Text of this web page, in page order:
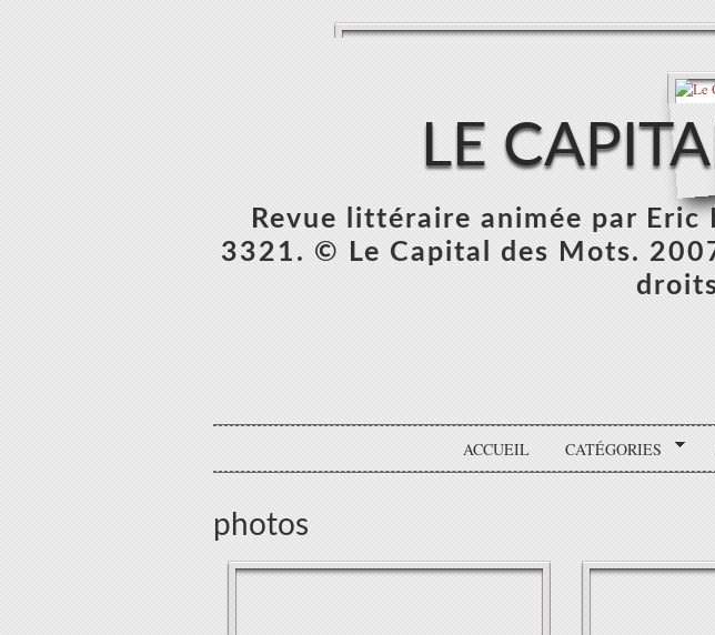
LE
Revue littéraire animée par
3321. © Le Capital des Mots.
ACCUEIL CATÉGORIES
photos